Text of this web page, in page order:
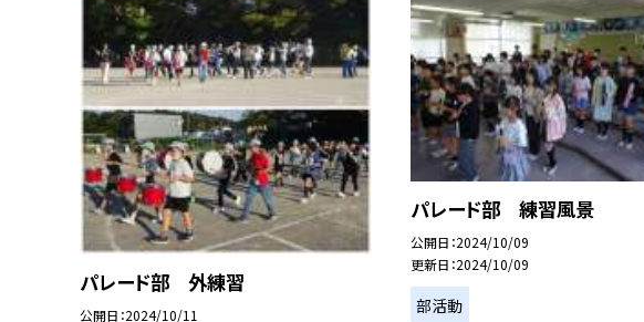
パレード部 外練習
公開日 2024/10/11
パレード部 練習風景
公開日 2024/10/09
更新日 2024/10/09
部活動